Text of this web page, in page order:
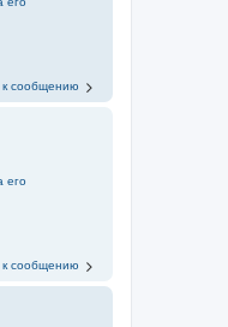
сообщению
его
сообщению